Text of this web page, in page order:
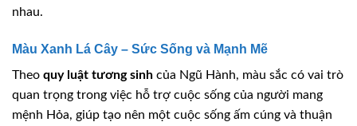
nhau.
Màu Xanh Lá Cây – Sức Sống và Mạnh Mẽ
Theo quy luật tương sinh của Ngũ Hành, màu sắc có vai trò
quan trọng trong việc hỗ trợ cuộc sống của người mang
mệnh Hỏa, giúp tạo nên một cuộc sống ấm cúng và thuận